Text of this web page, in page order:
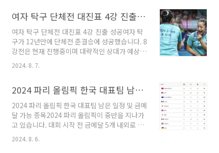
경기를 치루게 되고 노메달은 지면 경기가 종료
됩니다..
가장 먼저 선착했습니다.스웨덴과 독일이 경기
진행중이며 2위 독일이 7위 스웨덴에게 세트스
코어 2대0으로 뒤지고 있습니다. 3세트를 따내면
진출이기 때문에 스웨덴에게 유리한 상황입니
다. 대한민국은 세계랭킹 1위 중국과 만나게 되
었습니다. 번번히 중국에 막힌 남자 탁구가 이번
크 5개를 넘어서 독일을 이긴다면 한국이 중국을
잡아 내는 것도 쉽진 않겠지만 가능성이 없지 않
으니 기대와..
여자 탁구 단체전 대진표 4강 진출 성공
여자 탁구 단체전 대진표 4강 진출 성공여자 탁
구가 12년만에 단체전 준결승에 성공했습니다. 8
강전은 현재 진행중이며 대략적인 상대가 예상이
되긴 하지만 스포츠는 언제나 예상 밖의 결과에
환호하기 때문에 즐겁습니다. 메달권에 들어간
다. 여자 탁구 단체전 대진표1. 여자 탁구 단체전
대진표 국가 옆에 있는 괄호안의 숫자는 단체전
세계랭킹입니다. 대한민국 여자탁구 대표팀 단체
전은 신유빈, 전지희, 이은혜 선수로 구성되었습
니다. 세계랭킹 15위인 스웨덴을 3:0으로 꺾고
12년만에 4강 진출에 성공했습니다. 메달 획득
2024. 8. 7.
2024 파리 올림픽 한국 대표팀 남은 일정 및 금메달 가능 종목
2024 파리 올림픽 한국 대표팀 남은 일정 및 금메
달 가능 종목2024 파리 올림픽이 중반을 지나가
고 있습니다. 대회 시작 전 금메달 5개 내외로 부
진 할 것이라는 예상을 깨고 현재 11개의 금메달
로 전체 랭킹 5위에 올라있습니다. 2024 파리 올
2024. 8. 6.